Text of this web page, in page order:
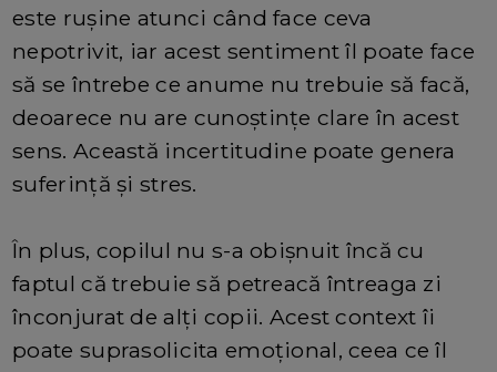
este rușine atunci când face ceva
nepotrivit, iar acest sentiment îl poate face
să se întrebe ce anume nu trebuie să facă,
deoarece nu are cunoștințe clare în acest
sens. Această incertitudine poate genera
suferință și stres.
În plus, copilul nu s-a obișnuit încă cu
faptul că trebuie să petreacă întreaga zi
înconjurat de alți copii. Acest context îi
poate suprasolicita emoțional, ceea ce îl